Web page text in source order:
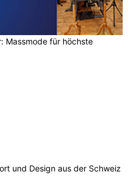
Massmode für höchste
und Design aus der Schweiz